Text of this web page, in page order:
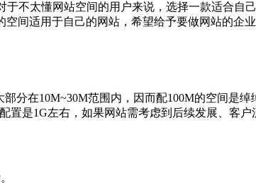
不太懂网站空间的用户来说，选择一款适合自
间适用于自己的网站，希望给予要做网站的企业
分在10M~30M范围内，因而配100M的空间是绰
是1G左右，如果网站需考虑到后续发展、客户